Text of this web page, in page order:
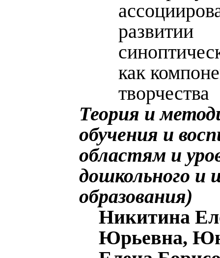
развитии
как
творчества
Теория и
обучения и
областям и
дошкольного и
образования)
Никитина
Юрьевна,